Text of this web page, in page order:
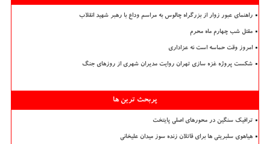
راهنمای عبور زوار از بزرگراه چالوس به مراسم وداع با رهبر شهید انقلاب
مقتل شب چهارم ماه محرم
امروز وقت حماسه است نه عزاداری
شکست پروژه غزه سازی تهران روایت مدیران شهری از روزهای جنگ
پربحث ترین ها
ترافیک سنگین در محورهای اصلی پایتخت
هیاهوی سلبریتی ها برای قاتلان زنده سوز میدان علیخانی